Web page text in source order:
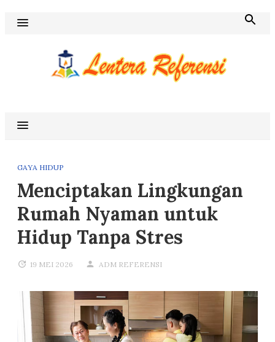
Skip
GAYA HIDUP
Menciptakan Lingkungan
Rumah Nyaman untuk
Hidup Tanpa Stres
19 MEI 2026 ADM REFERENSI